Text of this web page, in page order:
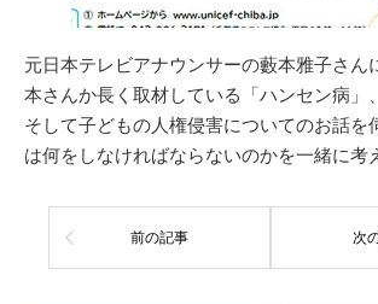
元日本テレビアナウンサーの藪本雅子さん
本さんか長く取材している「ハンセン病」
そして子どもの人権侵害についてのお話を
は何をしなければならないのかを一緒に考
前の記事 次